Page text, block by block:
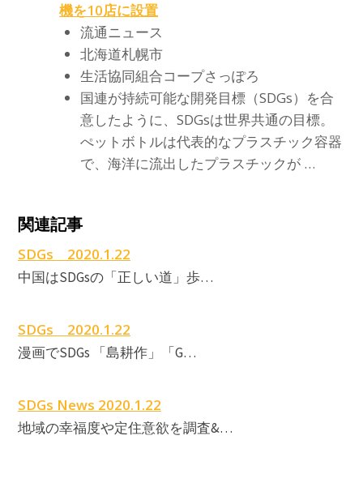
機を10店に設置
流通ニュース
北海道札幌市
生活協同組合コープさっぽろ
国連が持続可能な開発目標（SDGs）を合
意したように、SDGsは世界共通の目標。
ぺットボトルは代表的なプラスチック容器
で、海洋に流出したプラスチックが …
関連記事
SDGs 2020.1.22
中国はSDGsの「正しい道」歩…
SDGs 2020.1.22
漫画でSDGs 「島耕作」「G…
SDGs News 2020.1.22
地域の幸福度や定住意欲を調査&…